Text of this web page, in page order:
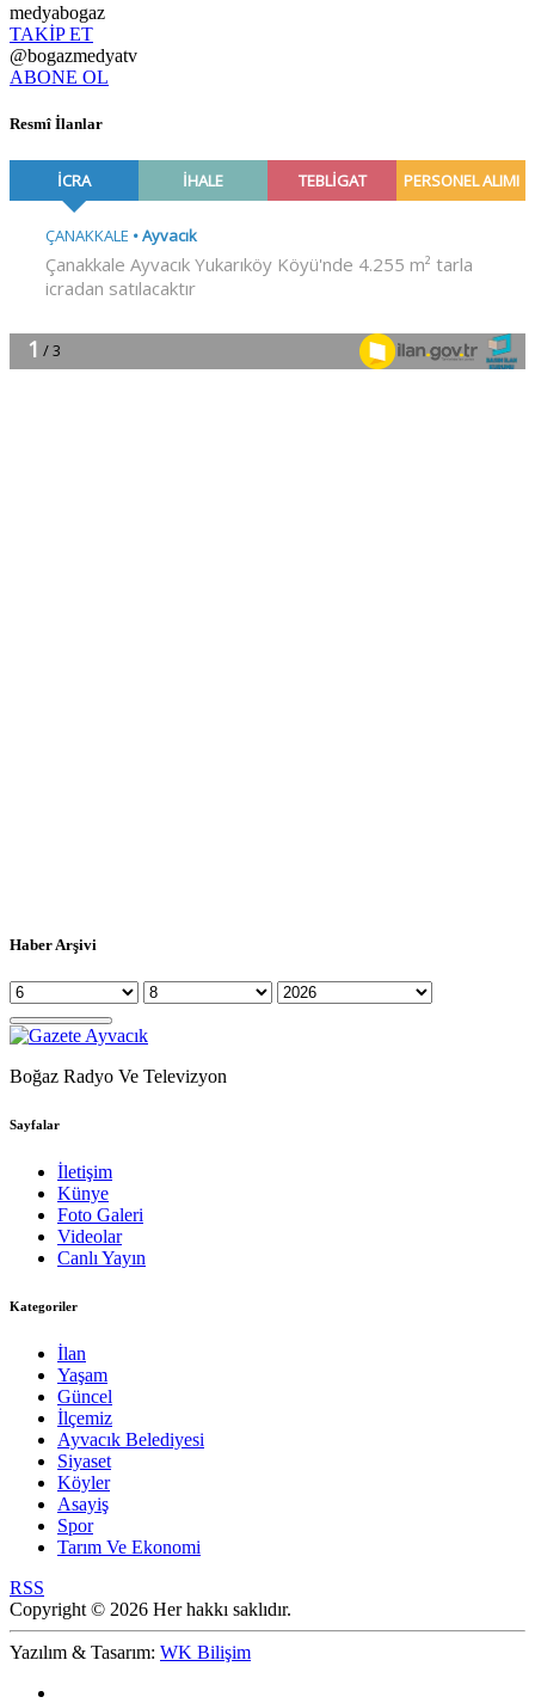
medyabogaz
TAKİP ET
@bogazmedyatv
ABONE OL
Resmî İlanlar
Haber Arşivi
Boğaz Radyo Ve Televizyon
Sayfalar
İletişim
Künye
Foto Galeri
Videolar
Canlı Yayın
Kategoriler
İlan
Yaşam
Güncel
İlçemiz
Ayvacık Belediyesi
Siyaset
Köyler
Asayiş
Spor
Tarım Ve Ekonomi
RSS
Copyright © 2026 Her hakkı saklıdır.
Yazılım & Tasarım: WK Bilişim